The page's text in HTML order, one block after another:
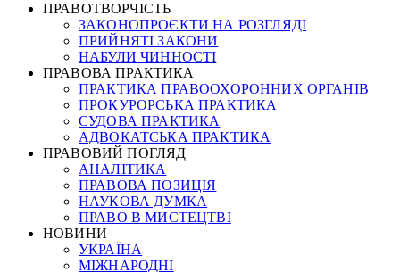
ПРАВОТВОРЧІСТЬ
ЗАКОНОПРОЄКТИ НА РОЗГЛЯДІ
ПРИЙНЯТІ ЗАКОНИ
НАБУЛИ ЧИННОСТІ
ПРАВОВА ПРАКТИКА
ПРАКТИКА ПРАВООХОРОННИХ ОРГАНІВ
ПРОКУРОРСЬКА ПРАКТИКА
СУДОВА ПРАКТИКА
АДВОКАТСЬКА ПРАКТИКА
ПРАВОВИЙ ПОГЛЯД
АНАЛІТИКА
ПРАВОВА ПОЗИЦІЯ
НАУКОВА ДУМКА
ПРАВО В МИСТЕЦТВІ
НОВИНИ
УКРАЇНА
МІЖНАРОДНІ